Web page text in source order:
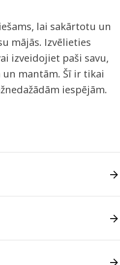
lai sakārtotu un
mājās. Izvēlieties
izveidojiet paši savu,
mantām. Šī ir tikai
iespējām.